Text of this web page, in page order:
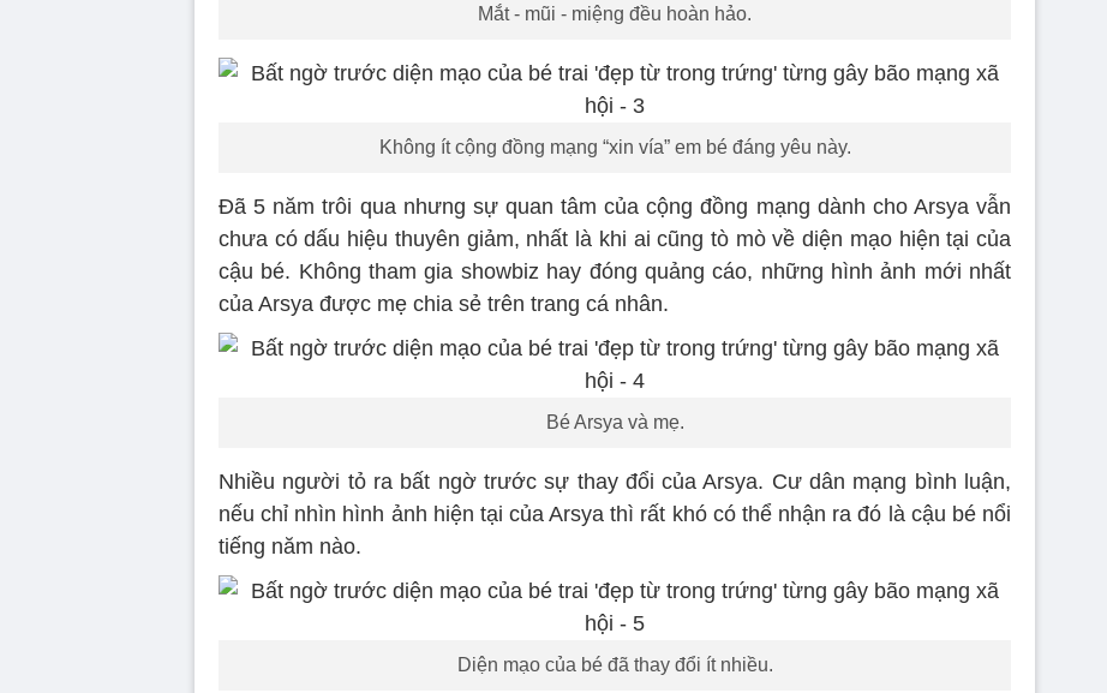
Mắt - mũi - miệng đều hoàn hảo.
Không ít cộng đồng mạng “xin vía” em bé đáng yêu này.
Đã 5 năm trôi qua nhưng sự quan tâm của cộng đồng mạng dành cho Arsya vẫn
chưa có dấu hiệu thuyên giảm, nhất là khi ai cũng tò mò về diện mạo hiện tại của
cậu bé. Không tham gia showbiz hay đóng quảng cáo, những hình ảnh mới nhất
của Arsya được mẹ chia sẻ trên trang cá nhân.
Bé Arsya và mẹ.
Nhiều người tỏ ra bất ngờ trước sự thay đổi của Arsya. Cư dân mạng bình luận,
nếu chỉ nhìn hình ảnh hiện tại của Arsya thì rất khó có thể nhận ra đó là cậu bé nổi
tiếng năm nào.
Diện mạo của bé đã thay đổi ít nhiều.